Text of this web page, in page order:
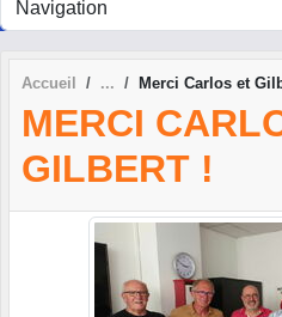
Accueil Merci Carlos et
MERCI
GILBERT !